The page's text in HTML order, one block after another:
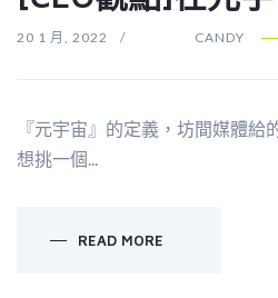
20 1 月, 2022 CANDY
『元宇宙』的定義，坊間媒體
想挑一個...
READ MORE